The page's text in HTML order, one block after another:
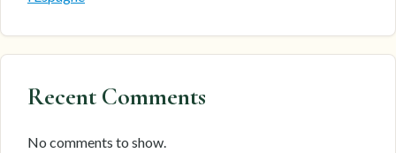
Recent Comments
No comments to show.